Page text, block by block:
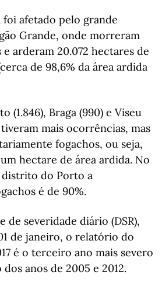
afetado pelo grande
Grande, onde morreram
e arderam 20.072 hectares de
de 98,6% da área ardida
(1.846), Braga (990) e Viseu
mais ocorrências, mas
fogachos, ou seja,
hectare de área ardida. No
do Porto a
é de 90%.
de severidade diário (DSR),
de janeiro, o relatório do
é o terceiro ano mais severo
anos de 2005 e 2012.